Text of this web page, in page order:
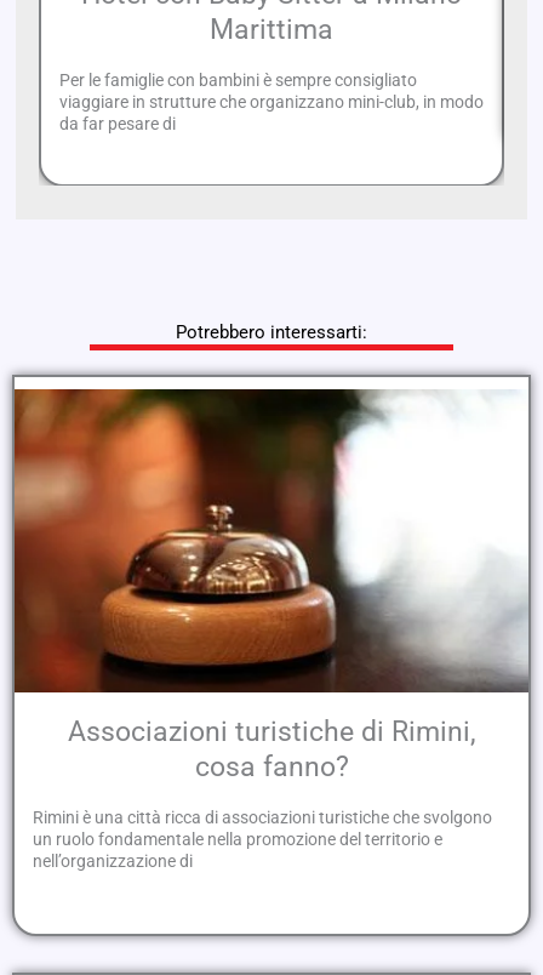
Marittima
Per le famiglie con bambini è sempre consigliato
viaggiare in strutture che organizzano mini-club, in modo
da far pesare di
Potrebbero interessarti:
Associazioni turistiche di Rimini,
cosa fanno?
Rimini è una città ricca di associazioni turistiche che svolgono
un ruolo fondamentale nella promozione del territorio e
nell’organizzazione di